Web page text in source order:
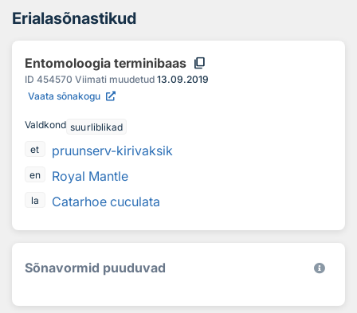
Erialasõnastikud
Entomoloogia terminibaas content_copy
ID 454570 Viimati muudetud 13.09.2019
Vaata sõnakogu
Valdkond suurliblikad
et
pruunserv-kirivaksik
en Royal Mantle
la Catarhoe cuculata
Sõnavormid puuduvad